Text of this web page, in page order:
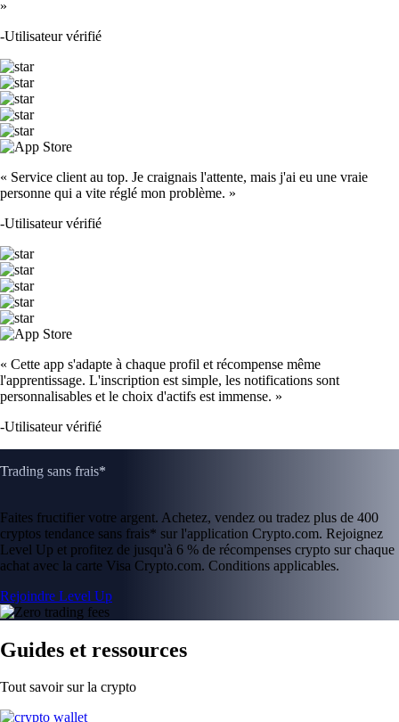
»
-Utilisateur vérifié
« Service client au top. Je craignais l'attente, mais j'ai eu une vraie
personne qui a vite réglé mon problème. »
-Utilisateur vérifié
« Cette app s'adapte à chaque profil et récompense même
l'apprentissage. L'inscription est simple, les notifications sont
personnalisables et le choix d'actifs est immense. »
-Utilisateur vérifié
Trading sans frais*
Faites fructifier votre argent. Achetez, vendez ou tradez plus de 400
cryptos tendance sans frais* sur l'application Crypto.com. Rejoignez
Level Up et profitez de jusqu'à 6 % de récompenses crypto sur chaque
achat avec la carte Visa Crypto.com. Conditions applicables.
Rejoindre Level Up
Guides et ressources
Tout savoir sur la crypto